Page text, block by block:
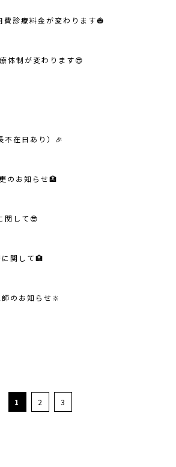
診療料金が変わります🎃
体制が変わります😎
不在日あり）🎉
のお知らせ🏥
関して😎
関して🏥
のお知らせ🔆
1 2 3